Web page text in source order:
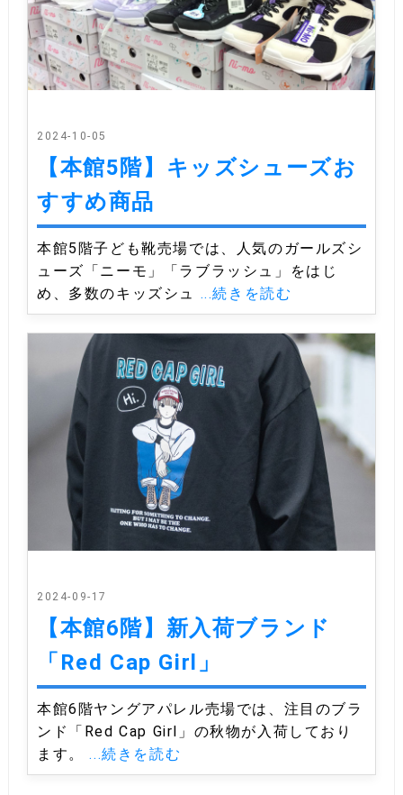
2024-10-05
【本館5階】キッズシューズお
すすめ商品
本館5階子ども靴売場では、人気のガールズシ
ューズ「ニーモ」「ラブラッシュ」をはじ
め、多数のキッズシュ ...続きを読む
2024-09-17
【本館6階】新入荷ブランド
「Red Cap Girl」
本館6階ヤングアパレル売場では、注目のブラ
ンド「Red Cap Girl」の秋物が入荷しており
ます。...続きを読む